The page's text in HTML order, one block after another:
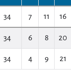
34 7 11 16
34 6 8 20
34 4 9 21